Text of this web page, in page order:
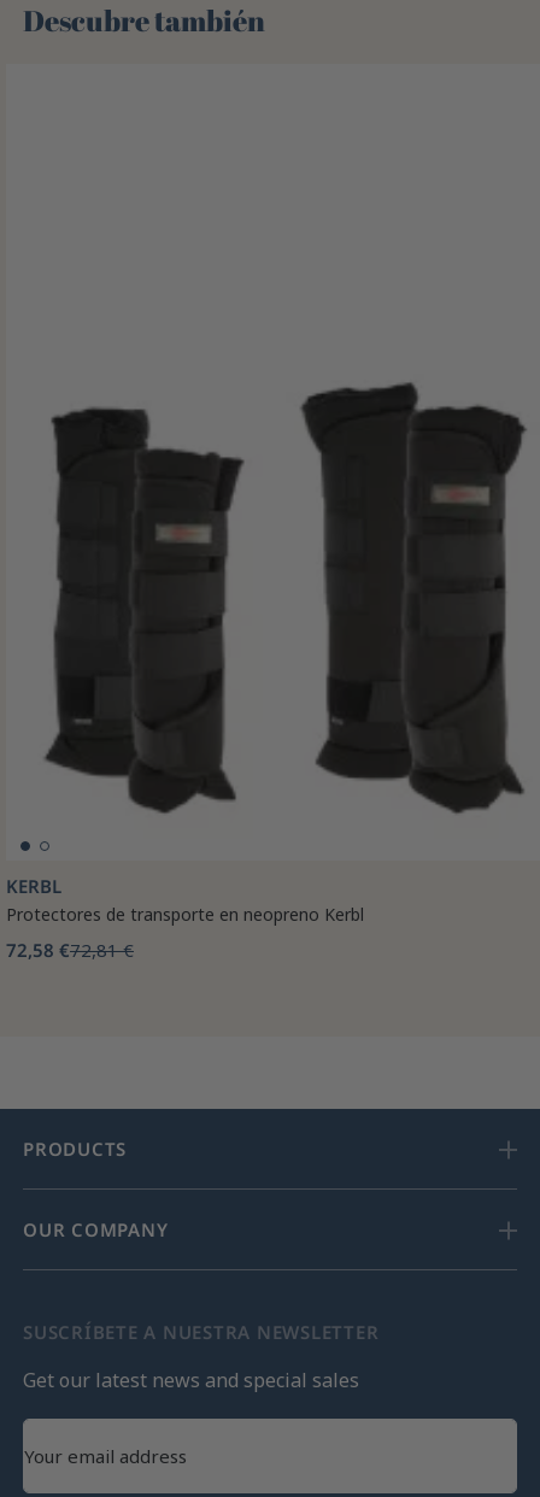
Descubre también 🌻
KERBL
Protectores de transporte en neopreno Kerbl
72,58 €72,81 €
PRODUCTS
OUR COMPANY
SUSCRÍBETE A NUESTRA NEWSLETTER
Get our latest news and special sales